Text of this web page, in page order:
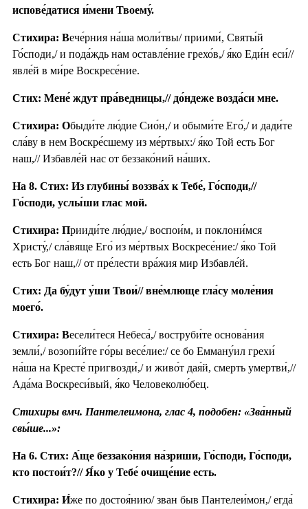
испове́датися и́мени Твоему́.
Стихира: Вече́рния на́ша моли́твы/ приими́, Святы́й
Го́споди,/ и пода́ждь нам оставле́ние грехо́в,/ я́ко Еди́н еси́//
явле́й в ми́ре Воскресе́ние.
Стих: Мене́ ждут пра́ведницы,// до́ндеже возда́си мне.
Стихира: Обыди́те лю́дие Сио́н,/ и обыми́те Его́,/ и дади́те
сла́ву в нем Воскре́сшему из ме́ртвых:/ я́ко Той есть Бог
наш,// Избавле́й нас от беззако́ний на́ших.
На 8. Стих: Из глубины́ воззва́х к Тебе́, Го́споди,//
Го́споди, услы́ши глас мой.
Стихира: Прииди́те лю́дие,/ воспои́м, и поклони́мся
Христу́,/ сла́вяще Его́ из ме́ртвых Воскресе́ние:/ я́ко Той
есть Бог наш,// от пре́лести вра́жия мир Избавле́й.
Стих: Да бу́дут у́ши Твои́// вне́млюще гла́су моле́ния
моего́.
Стихира: Весели́теся Небеса́,/ воструби́те основа́ния
земли́,/ возопи́йте го́ры весе́лие:/ се бо Емману́ил грехи́
на́ша на Кресте́ пригвозди́,/ и живо́т дая́й, смерть умертви́,//
Ада́ма Воскреси́вый, я́ко Человеколю́бец.
Стихиры вмч. Пантелеимона, глас 4, подобен: «Зва́нный
свы́ше...»:
На 6. Стих: А́ще беззако́ния на́зриши, Го́споди, Го́споди,
кто постои́т?// Я́ко у Тебе́ очище́ние есть.
Стихира: И́же по достоя́нию/ зван быв Пантелеи́мон,/ егда́